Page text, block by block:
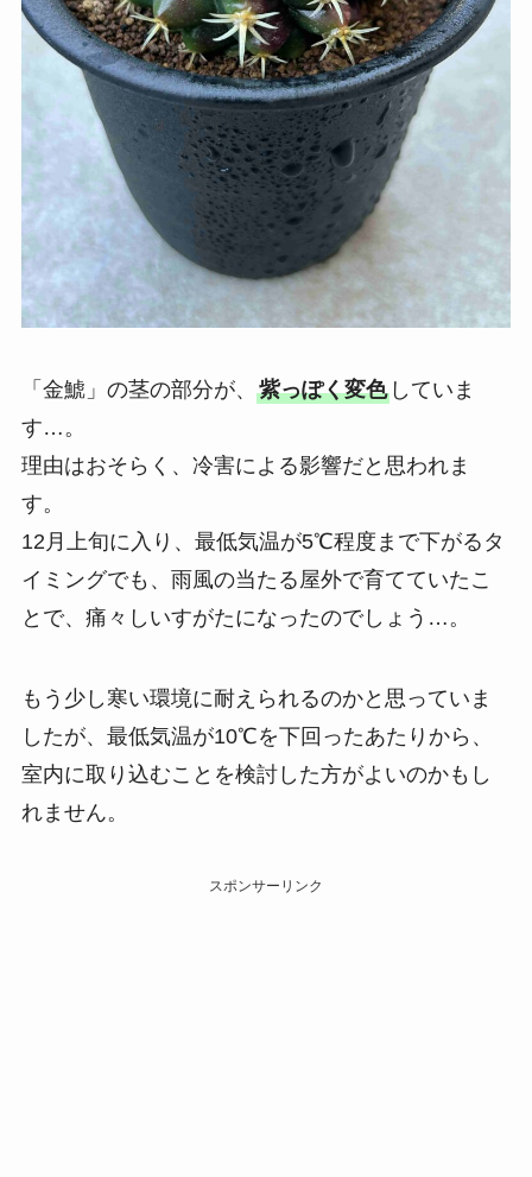
「金鯱」の茎の部分が、 紫っぽく変色していま
す…。
理由はおそらく、冷害による影響だと思われま
す。
12月上旬に入り、最低気温が5℃程度まで下がるタ
イミングでも、雨風の当たる屋外で育てていたこ
とで、痛々しいすがたになったのでしょう…。
もう少し寒い環境に耐えられるのかと思っていま
したが、最低気温が10℃を下回ったあたりから、
室内に取り込むことを検討した方がよいのかもし
れません。
スポンサーリンク